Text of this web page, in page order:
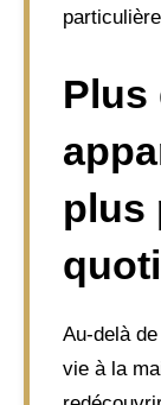
Plus
plus
Au-delà
vie à la